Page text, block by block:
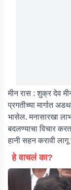
मीन रास : शुक्र देव
प्रगतीच्या मार्गात
भासेल. मनासारखा
बदलण्याचा विचार
हानी सहन करावी
हे वाचलं का?